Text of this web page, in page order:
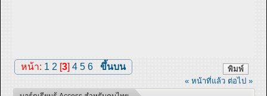
พิมพ์
หน้า: 1 2 [3] 4 5 6 ขึ้นบน
« หน้าที่แล้ว ต่อไป »